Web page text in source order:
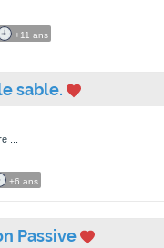
+11 ans
sable.
...
+6 ans
Passive